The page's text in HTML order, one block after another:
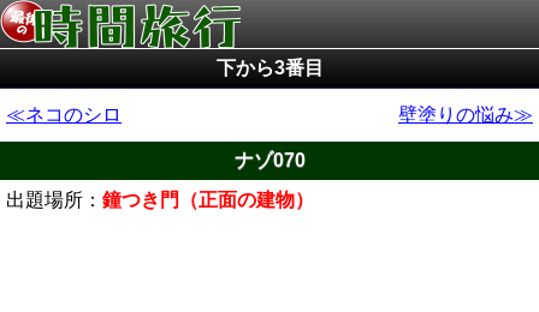
下から3番目
ネコのシロ 壁塗りの悩み
ナゾ070
出題場所： 鐘つき門（正面の建物）